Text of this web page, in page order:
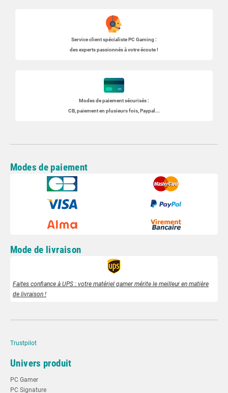
Service client spécialistePC Gaming:
des experts passionnés à votre écoute !
Modes de paiement sécurisés :
CB, paiement en plusieurs fois, Paypal...
Modes de paiement
Mode de livraison
Faites confiance à UPS : votre matériel gamer mérite le meilleur en matière
de livraison !
Trustpilot
Univers produit
PC Gamer
PC Signature